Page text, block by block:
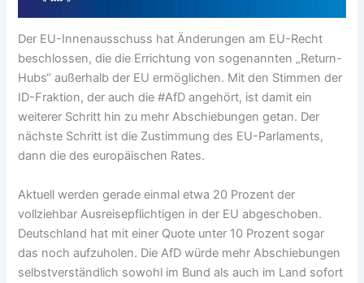
Der EU-Innenausschuss hat Änderungen am EU-Recht
beschlossen, die die Errichtung von sogenannten „Return-
Hubs“ außerhalb der EU ermöglichen. Mit den Stimmen der
ID-Fraktion, der auch die #AfD angehört, ist damit ein
weiterer Schritt hin zu mehr Abschiebungen getan. Der
nächste Schritt ist die Zustimmung des EU-Parlaments,
dann die des europäischen Rates.
Aktuell werden gerade einmal etwa 20 Prozent der
vollziehbar Ausreisepflichtigen in der EU abgeschoben.
Deutschland hat mit einer Quote unter 10 Prozent sogar
das noch aufzuholen. Die AfD würde mehr Abschiebungen
selbstverständlich sowohl im Bund als auch im Land sofort